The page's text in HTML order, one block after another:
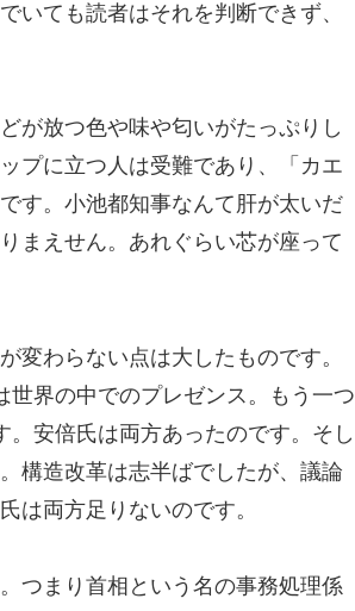
いても読者はそれを判断できず、
が放つ色や味や匂いがたっぷりし
プに立つ人は受難であり、「カエ
す。小池都知事なんて肝が太いだ
まえせん。あれぐらい芯が座って
変わらない点は大したものです。
界の中でのプレゼンス。もう一つ
安倍氏は両方あったのです。そし
構造改革は志半ばでしたが、議論
は両方足りないのです。
つまり首相という名の事務処理係